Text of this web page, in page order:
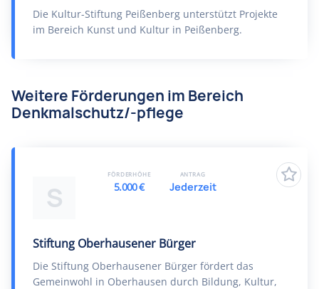
Die Kultur-Stiftung Peißenberg unterstützt Projekte
im Bereich Kunst und Kultur in Peißenberg.
Weitere Förderungen im Bereich
Denkmalschutz/-pflege
S
Stiftung Oberhausener Bürger
Die Stiftung Oberhausener Bürger fördert das
Gemeinwohl in Oberhausen durch Bildung, Kultur,
FÖRDERHÖHE
5.000 €
ANTRAG
Jederzeit